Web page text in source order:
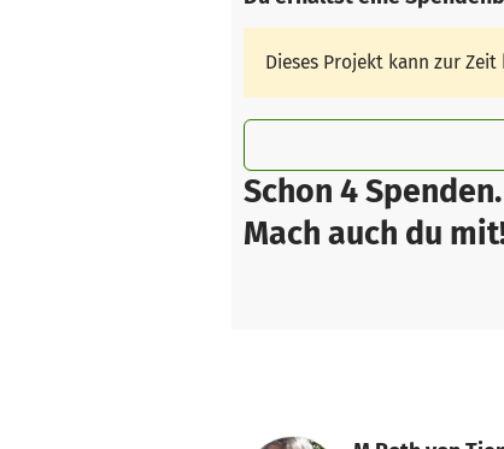
Schon 4 Spenden.
Mach auch du
Dieses Projekt kann zur